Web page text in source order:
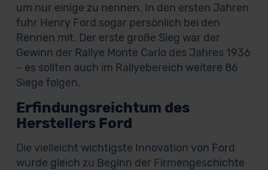
um nur einige zu nennen. In den ersten Jahren
fuhr Henry Ford sogar persönlich bei den
Rennen mit. Der erste große Sieg war der
Gewinn der Rallye Monte Carlo des Jahres 1936
– es sollten auch im Rallyebereich weitere 86
Siege folgen.
Erfindungsreichtum des
Herstellers Ford
Die vielleicht wichtigste Innovation von Ford
wurde gleich zu Beginn der Firmengeschichte